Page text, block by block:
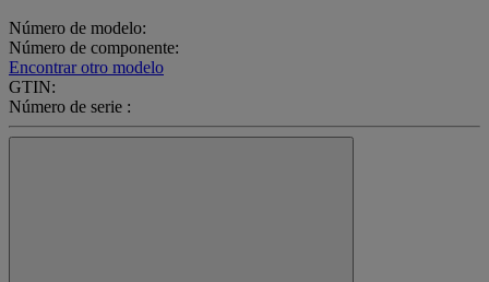
Número de modelo:
Número de componente:
Encontrar otro modelo
GTIN:
Número de serie :